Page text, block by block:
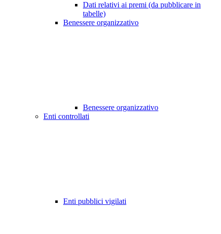
Dati relativi ai premi (da pubblicare in
tabelle)
Benessere organizzativo
Benessere organizzativo
Enti controllati
Enti pubblici vigilati